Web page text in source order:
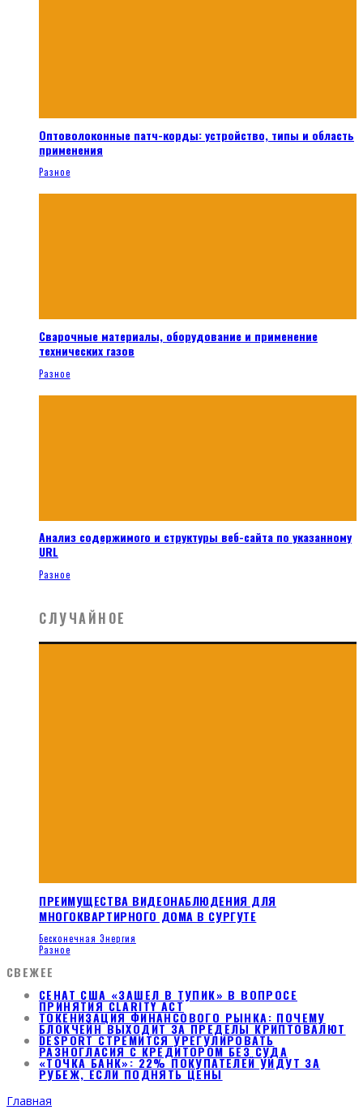
Оптоволоконные патч-корды: устройство, типы и область
применения
Разное
Сварочные материалы, оборудование и применение
технических газов
Разное
Анализ содержимого и структуры веб-сайта по указанному
URL
Разное
СЛУЧАЙНОЕ
ПРЕИМУЩЕСТВА ВИДЕОНАБЛЮДЕНИЯ ДЛЯ
МНОГОКВАРТИРНОГО ДОМА В СУРГУТЕ
Бесконечная Энергия
Разное
СВЕЖЕЕ
СЕНАТ США «ЗАШЕЛ В ТУПИК» В ВОПРОСЕ
ПРИНЯТИЯ CLARITY ACT
ТОКЕНИЗАЦИЯ ФИНАНСОВОГО РЫНКА: ПОЧЕМУ
БЛОКЧЕЙН ВЫХОДИТ ЗА ПРЕДЕЛЫ КРИПТОВАЛЮТ
DESPORT СТРЕМИТСЯ УРЕГУЛИРОВАТЬ
РАЗНОГЛАСИЯ С КРЕДИТОРОМ БЕЗ СУДА
«ТОЧКА БАНК»: 22% ПОКУПАТЕЛЕЙ УЙДУТ ЗА
РУБЕЖ, ЕСЛИ ПОДНЯТЬ ЦЕНЫ
Главная